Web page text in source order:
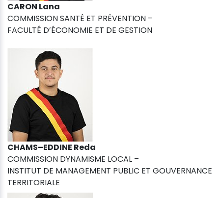
CARON Lana
COMMISSION SANTÉ ET PRÉVENTION –
FACULTÉ D’ÉCONOMIE ET DE GESTION
CHAMS–EDDINE Reda
COMMISSION DYNAMISME LOCAL –
INSTITUT DE MANAGEMENT PUBLIC ET GOUVERNANCE
TERRITORIALE